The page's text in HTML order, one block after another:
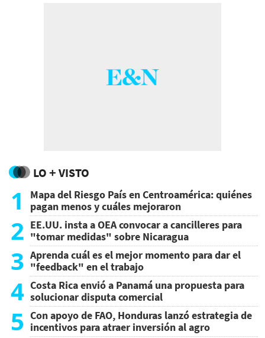
LO + VISTO
1
Mapa del Riesgo País en Centroamérica: quiénes
pagan menos y cuáles mejoraron
2 EE.UU. insta a OEA convocar a cancilleres para
"tomar medidas" sobre Nicaragua
3 Aprenda cuál es el mejor momento para dar el
"feedback" en el trabajo
4 Costa Rica envió a Panamá una propuesta para
solucionar disputa comercial
5 Con apoyo de FAO, Honduras lanzó estrategia de
incentivos para atraer inversión al agro